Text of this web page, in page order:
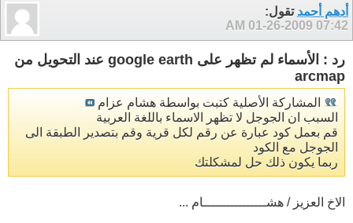
أدهم أحمد تقول:
01-26-2009 07:42 AM
رد : الأسماء لم تظهر على google earth عند التحويل من
arcmap
المشاركة الأصلية كتبت بواسطة هشام عزام
السبب ان الجوجل لا تظهر الاسماء باللغة العربية
قم بعمل كود عبارة عن رقم لكل قرية وقم بتصدير الطبقة الى
الجوجل مع الكود
ربما يكون ذلك حل لمشكلتك
الاخ العزيز / هشــــــــــــــــام ...